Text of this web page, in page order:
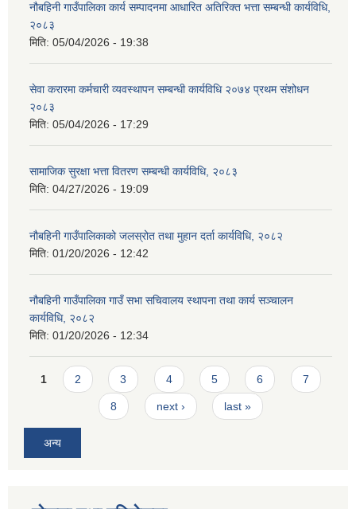
नौबहिनी गाउँपालिका कार्य सम्पादनमा आधारित अतिरिक्त भत्ता सम्बन्धी कार्यविधि,
२०८३
मिति: 05/04/2026 - 19:38
सेवा करारमा कर्मचारी व्यवस्थापन सम्बन्धी कार्यविधि २०७४ प्रथम संशोधन
२०८३
मिति: 05/04/2026 - 17:29
सामाजिक सुरक्षा भत्ता वितरण सम्बन्धी कार्यविधि, २०८३
मिति: 04/27/2026 - 19:09
नौबहिनी गाउँपालिकाको जलस्रोत तथा मुहान दर्ता कार्यविधि, २०८२
मिति: 01/20/2026 - 12:42
नौबहिनी गाउँपालिका गाउँ सभा सचिवालय स्थापना तथा कार्य सञ्चालन
कार्यविधि, २०८२
मिति: 01/20/2026 - 12:34
Pages
1 2 3 4 5 6 7
8 next › last »
अन्य